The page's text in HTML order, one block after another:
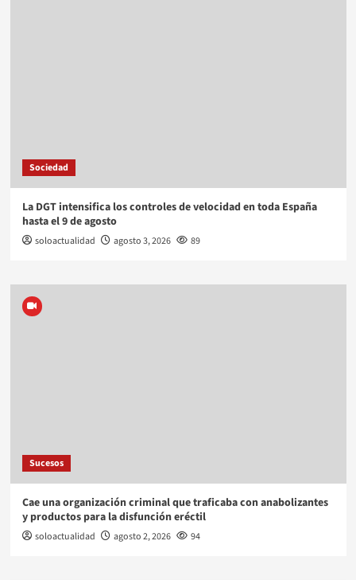
Sociedad
La DGT intensifica los controles de velocidad en toda España
hasta el 9 de agosto
soloactualidad agosto 3, 2026 89
Sucesos
Cae una organización criminal que traficaba con anabolizantes
y productos para la disfunción eréctil
soloactualidad agosto 2, 2026 94